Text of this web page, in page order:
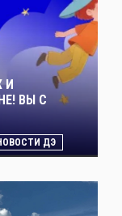
И
ВЫ С
ДЭ